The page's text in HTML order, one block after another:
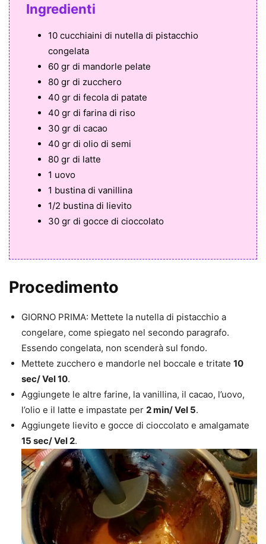
Ingredienti
10 cucchiaini di nutella di pistacchio
congelata
60 gr di mandorle pelate
80 gr di zucchero
40 gr di fecola di patate
40 gr di farina di riso
30 gr di cacao
40 gr di olio di semi
80 gr di latte
1 uovo
1 bustina di vanillina
1/2 bustina di lievito
30 gr di gocce di cioccolato
Procedimento
GIORNO PRIMA: Mettete la nutella di pistacchio a
congelare, come spiegato nel secondo paragrafo.
Essendo congelata, non scenderà sul fondo.
Mettete zucchero e mandorle nel boccale e tritate 10
sec/ Vel 10.
Aggiungete le altre farine, la vanillina, il cacao, l’uovo,
l’olio e il latte e impastate per 2 min/ Vel 5.
Aggiungete lievito e gocce di cioccolato e amalgamate
15 sec/ Vel 2.